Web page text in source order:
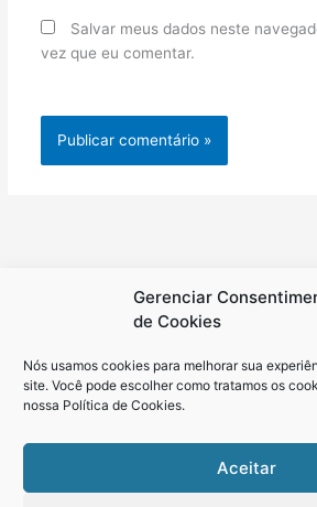
Gerenciar
de Cookies
Nós usamos cookies para melhorar sua
site. Você pode escolher como tratamos os
nossa Política de Cookies.
Aceitar
Salvar meus dados neste
vez que eu comentar.
Política de Cookies